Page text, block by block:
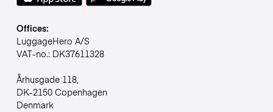
Offices:
LuggageHero A/S
VAT-no.: DK37611328
Århusgade 118,
DK-2150 Copenhagen
Denmark